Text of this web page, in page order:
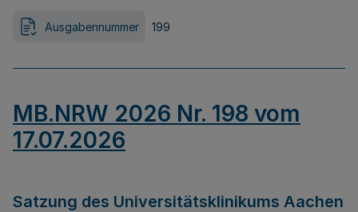
Ausgabennummer 199
MB.NRW 2026 Nr. 198 vom
17.07.2026
Satzung des Universitätsklinikums Aachen